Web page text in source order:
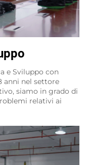
e Sviluppo con
anni nel settore
siamo in grado di
relativi ai